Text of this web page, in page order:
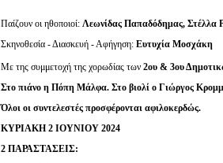
Παίζουν οι ηθοποιοί: Λεωνίδας Παπαδόδημας, Στέλλα
Σκηνοθεσία - Διασκευή - Αφήγηση: Ευτυχία Μοσχάκη
Με της συμμετοχή της χορωδίας των 2ου & 3ου
Στο πιάνο η Πόπη Μάλφα. Στο βιολί ο Γιώργος
Όλοι οι συντελεστές προσφέρονται αφιλοκερδώς.
ΚΥΡΙΑΚΗ 2 ΙΟΥΝΙΟΥ 2024
2 ΠΑΡΑΣΤΑΣΕΙΣ: